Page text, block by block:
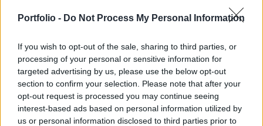
Portfolio - Do Not Process My Personal Information
If you wish to opt-out of the sale, sharing to third parties, or
processing of your personal or sensitive information for
targeted advertising by us, please use the below opt-out
section to confirm your selection. Please note that after your
opt-out request is processed you may continue seeing
interest-based ads based on personal information utilized by
us or personal information disclosed to third parties prior to
kötvényalap kezelője szerint túladottak már a
ha további esések következnének, akkor is
kitartanának az álláspontjuk mellett. A bizalmukat
arra építik, hogy a komoly olaj és gázbevételekkel
rendelkező Arab-öböl menti országok elégséges
garanciát adnak a hitelek visszafizetésére.